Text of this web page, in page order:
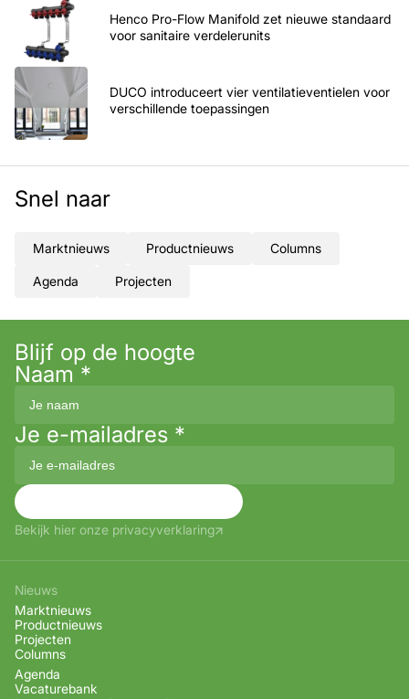
Henco Pro-Flow Manifold zet nieuwe standaard
voor sanitaire verdelerunits
DUCO introduceert vier ventilatieventielen voor
verschillende toepassingen
Snel naar
Marktnieuws Productnieuws Columns
Agenda Projecten
Blijf op de hoogte
Naam *
Je e-mailadres *
Bekijk hier onze privacyverklaring
Nieuws
Marktnieuws
Productnieuws
Projecten
Columns
Agenda
Vacaturebank